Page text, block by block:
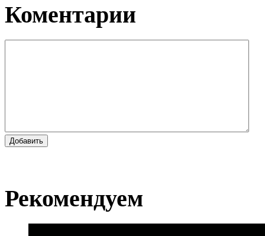
Коментарии
Добавить
Рекомендуем